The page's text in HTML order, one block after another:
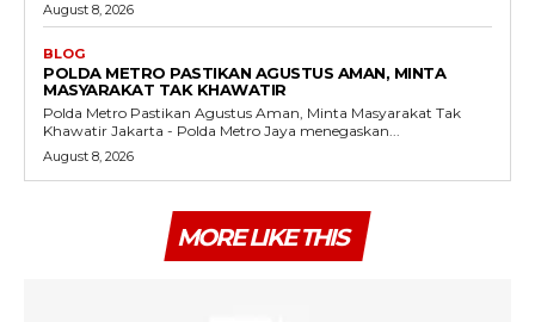
August 8, 2026
BLOG
POLDA METRO PASTIKAN AGUSTUS AMAN, MINTA
MASYARAKAT TAK KHAWATIR
Polda Metro Pastikan Agustus Aman, Minta Masyarakat Tak
Khawatir Jakarta - Polda Metro Jaya menegaskan...
August 8, 2026
MORE LIKE THIS